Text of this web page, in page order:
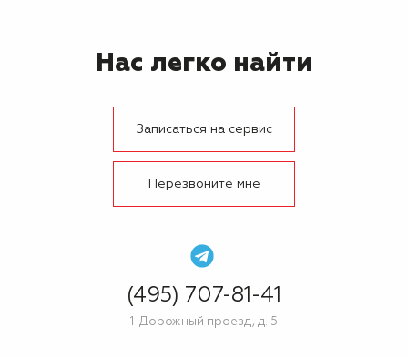
Нас легко найти
Записаться на сервис
Перезвоните мне
(495) 707-81-41
1-Дорожный проезд, д. 5